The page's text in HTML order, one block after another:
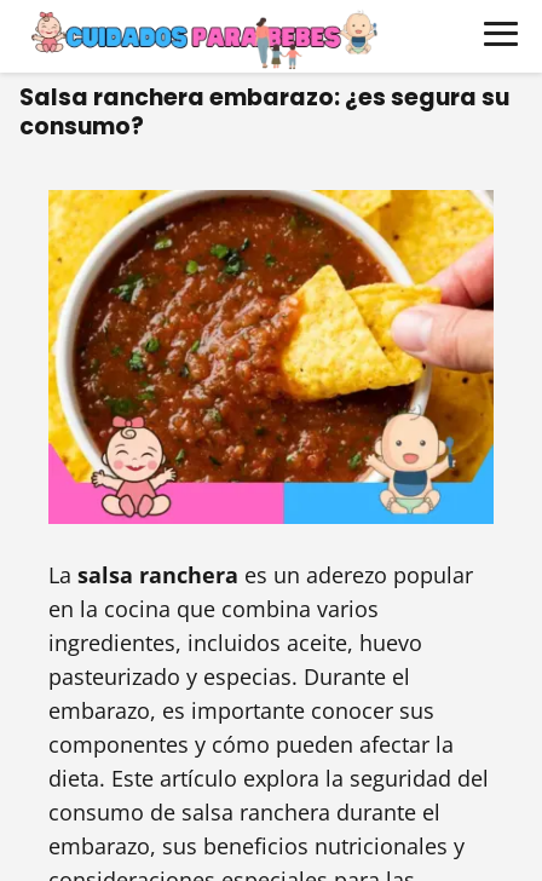
Salsa ranchera embarazo: ¿es segura su
consumo?
La salsa ranchera es un aderezo popular
en la cocina que combina varios
ingredientes, incluidos aceite, huevo
pasteurizado y especias. Durante el
embarazo, es importante conocer sus
componentes y cómo pueden afectar la
dieta. Este artículo explora la seguridad del
consumo de salsa ranchera durante el
embarazo, sus beneficios nutricionales y